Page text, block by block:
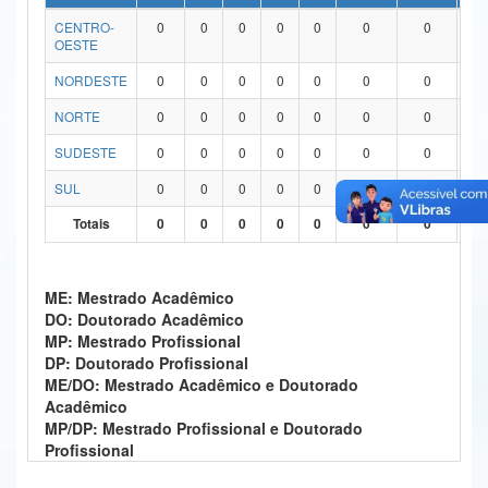
Ministério da Ciência, Tecnologia, Inovações e Comunicações
Ministério do Turismo
Ministério do Desenvolvimento Regional
Ministério da Mulher, da Família e dos Direitos Humanos
Banco Central do Brasil
CENTRO-
OESTE
0 0 0 0 0 0 0
NORDESTE 0 0 0 0 0 0 0
NORTE
0 0 0 0 0 0 0
SUDESTE
0 0 0 0 0 0 0
SUL
0 0 0 0 0 0 0
0
Totais
0 0 0 0 0 0 0 0
ME: Mestrado Acadêmico
DO: Doutorado Acadêmico
MP: Mestrado Profissional
DP: Doutorado Profissional
ME/DO: Mestrado Acadêmico e Doutorado
Acadêmico
MP/DP: Mestrado Profissional e Doutorado
Profissional